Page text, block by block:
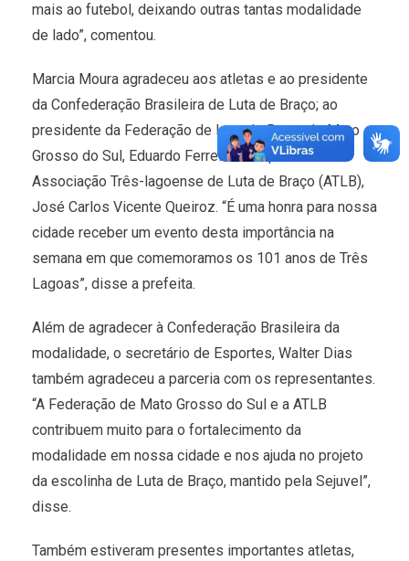
mais ao futebol, deixando outras tantas modalidade
de lado”, comentou.
Marcia Moura agradeceu aos atletas e ao presidente
da Confederação Brasileira de Luta de Braço; ao
presidente da Federação de Luta de Braço de Mato
Grosso do Sul, Eduardo Ferreira e ao presidente a
Associação Três-lagoense de Luta de Braço (ATLB),
José Carlos Vicente Queiroz. “É uma honra para nossa
cidade receber um evento desta importância na
semana em que comemoramos os 101 anos de Três
Lagoas”, disse a prefeita.
Além de agradecer à Confederação Brasileira da
modalidade, o secretário de Esportes, Walter Dias
também agradeceu a parceria com os representantes.
“A Federação de Mato Grosso do Sul e a ATLB
contribuem muito para o fortalecimento da
modalidade em nossa cidade e nos ajuda no projeto
da escolinha de Luta de Braço, mantido pela Sejuvel”,
disse.
Também estiveram presentes importantes atletas,